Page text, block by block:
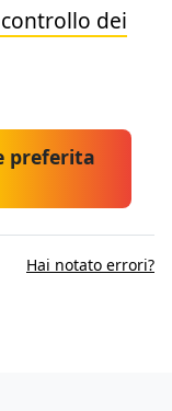
dei
preferita
Hai notato errori?